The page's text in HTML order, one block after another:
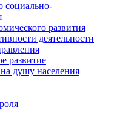
социально-
развития
деятельности
развитие
душу населения